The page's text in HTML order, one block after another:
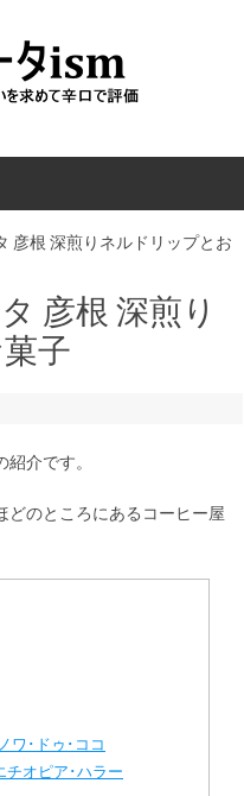
彦根 深煎りネルドリップとお
彦根 深煎り
子
紹介です。
どのところにあるコーヒー屋
ワ･ドゥ･ココ
チオピア･ハラー